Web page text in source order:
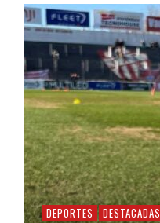
DEPORTES DESTACADAS